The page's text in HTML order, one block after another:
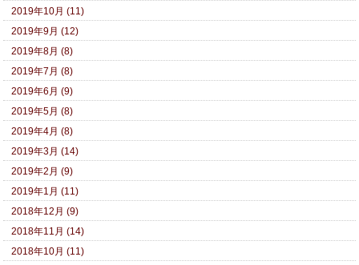
2019年10月 (11)
2019年9月 (12)
2019年8月 (8)
2019年7月 (8)
2019年6月 (9)
2019年5月 (8)
2019年4月 (8)
2019年3月 (14)
2019年2月 (9)
2019年1月 (11)
2018年12月 (9)
2018年11月 (14)
2018年10月 (11)